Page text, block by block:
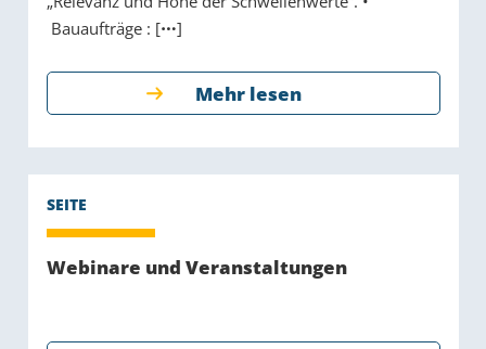
Bauaufträge : [
]
Mehr lesen
Webinare und Veranstaltungen